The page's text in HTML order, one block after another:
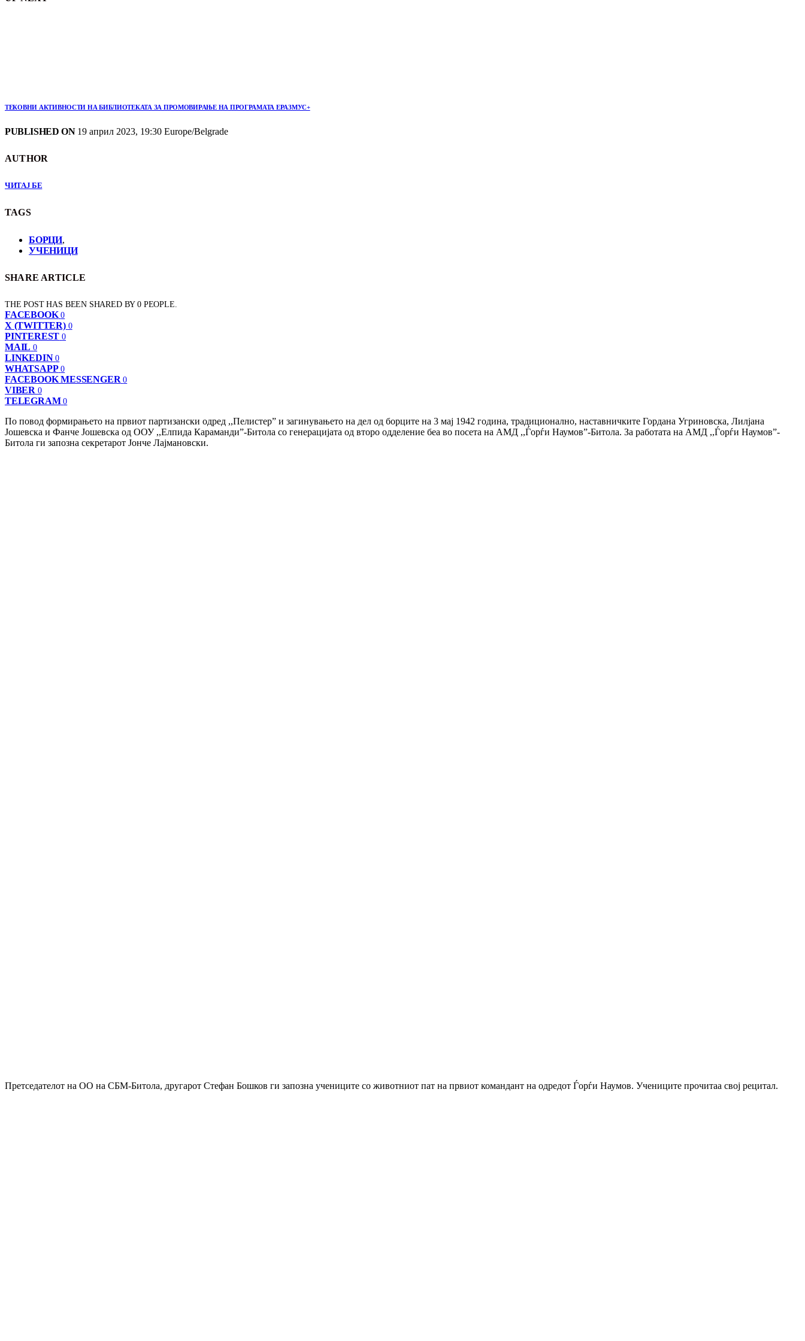
ТЕКОВНИ АКТИВНОСТИ НА БИБЛИОТЕКАТА ЗА ПРОМОВИРАЊЕ НА ПРОГРАМАТА ЕРАЗМУС+
PUBLISHED ON19 април 2023, 19:30 Europe/Belgrade
AUTHOR
ЧИТАЈ БЕ
TAGS
БОРЦИ,
УЧЕНИЦИ
SHARE ARTICLE
THE POST HAS BEEN SHARED BY0 PEOPLE.
FACEBOOK 0
X (TWITTER) 0
PINTEREST 0
MAIL 0
LINKEDIN 0
WHATSAPP 0
FACEBOOK MESSENGER 0
VIBER 0
TELEGRAM 0
По повод формирањето на првиот партизански одред ,,Пелистер” и загинувањето на дел од борците на 3 мај 1942 година, традиционално, наставничките Гордана Угриновска, Лилјана
Јошевска и Фанче Јошевска од ООУ ,,Елпида Караманди”-Битола со генерацијата од второ одделение беа во посета на АМД ,,Ѓорѓи Наумов”-Битола. За работата на АМД ,,Ѓорѓи Наумов”-
Битола ги запозна секретарот Јонче Лајмановски.
Претседателот на ОО на СБМ-Битола, другарот Стефан Бошков ги запозна учениците со животниот пат на првиот командант на одредот Ѓорѓи Наумов. Учениците прочитаа свој рецитал.